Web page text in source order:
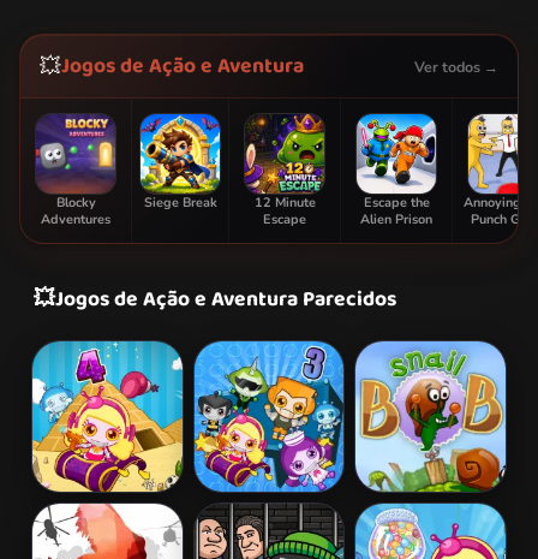
💥Jogos de Ação e Aventura Ver todos →
Blocky
Adventures
Siege Break
12 Minute
Escape
Escape the
Alien Prison
Annoying
Punch
💥Jogos de Ação e Aventura Parecidos
Bomb It 4 Bomb It 3 Snail Bob 2